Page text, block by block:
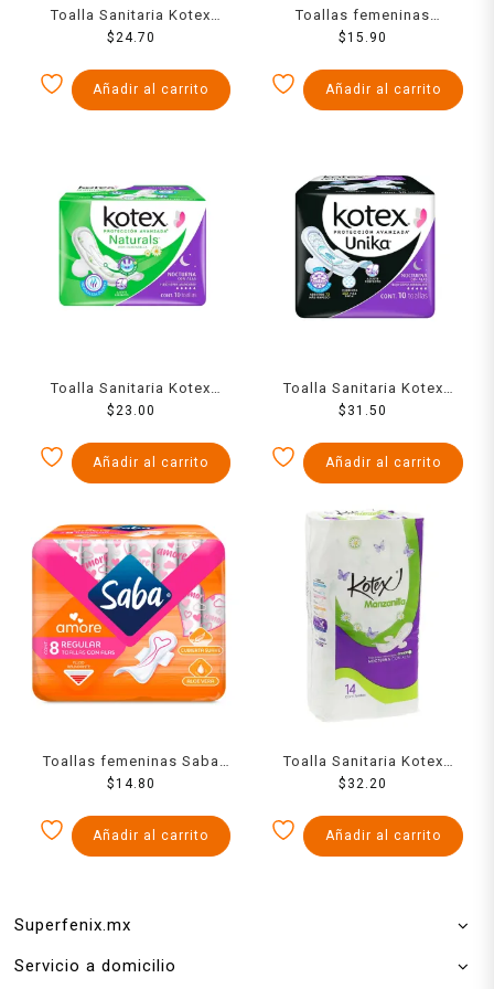
Toalla Sanitaria Kotex
Nocturna Con Alas Fsa 8
$24.70
Añadir al carrito
Toallas femeninas
Naturella regular flujo
pzas
$15.90
Añadir al carrito
Toalla Sanitaria Kotex
Nocturna Con Als Fsa 10
$23.00
Añadir al carrito
Toalla Sanitaria Kotex
Unika Nocturna Con Alas
$ 31.50
Añadir al carrito
Toallas femeninas Saba
Amore regular con alas 8
$14.80
Añadir al carrito
Toalla Sanitaria Kotex
Manzanilla Nocturna Con
$ 32.20
Añadir al carrito
Superfenix.mx
Servicio a domicilio